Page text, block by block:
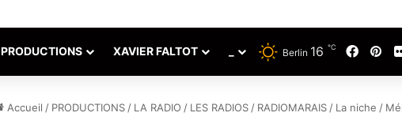
PRODUCTIONS XAVIER FALTOT Berlin 16 ℃
Accueil / PRODUCTIONS / LA RADIO / LES RADIOS / RADIOMARAIS / La niche /